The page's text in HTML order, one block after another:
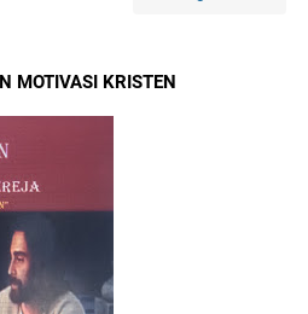
MOTIVASI KRISTEN